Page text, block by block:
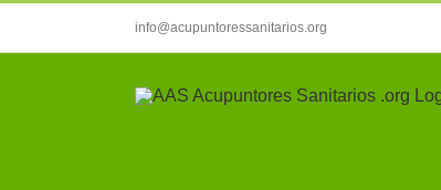
info@acupuntoressanitarios.org